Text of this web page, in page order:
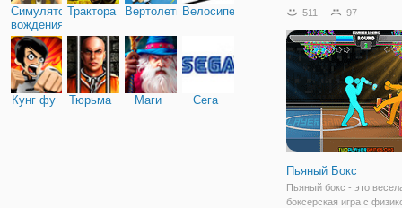
Симулятор
вождения
Трактора ВертолетыВелосипед
Кунг фу Тюрьма Маги Сега
с вращением, чтобы
автомобили в гараже и
модернизировать
511 97
Пьяный Бокс
Пьяный бокс - это
боксерская игра с